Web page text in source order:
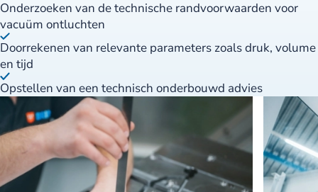
Onderzoeken van de technische randvoorwaarden voor
vacuüm ontluchten
Doorrekenen van relevante parameters zoals druk, volume
en tijd
Opstellen van een technisch onderbouwd advies